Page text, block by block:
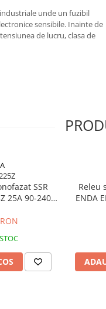
unde un fuzibil
sensibile. Inainte de
de lucru, clasa de
SSR
25A 90-240V
Releu
ENDA